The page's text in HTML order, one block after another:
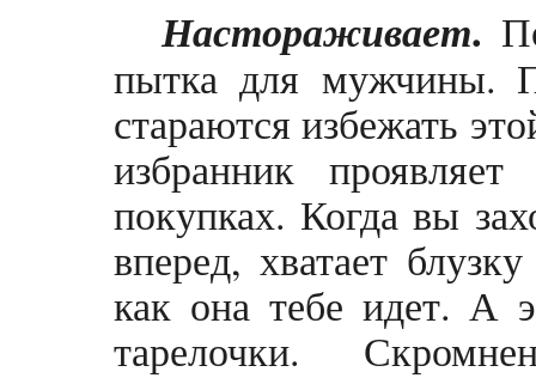
Настораживает.
пытка для мужчины.
стараются избежать
избранник
покупках. Когда вы
вперед, хватает
как она тебе идет. А
тарелочки.